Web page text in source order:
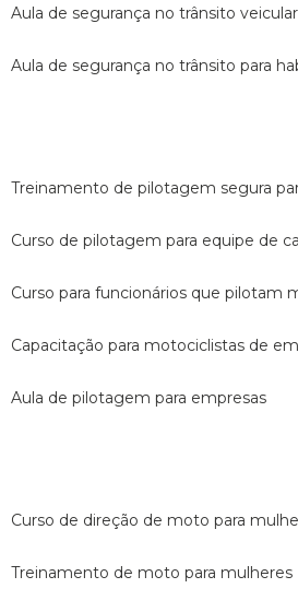
aula de segurança no trânsito veicular
aula de segurança no trânsito para
treinamento de pilotagem segura
curso de pilotagem para equipe de
curso para funcionários que pilotam
capacitação para motociclistas de
aula de pilotagem para empresas
curso de direção de moto para
treinamento de moto para mulheres